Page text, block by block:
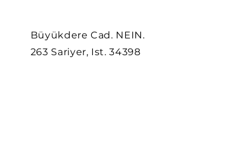
Büyükdere Cad. NEIN.
263 Sariyer, Ist. 34398